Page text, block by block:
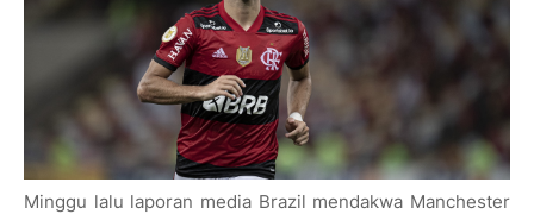
Minggu lalu laporan media Brazil mendakwa Manchester